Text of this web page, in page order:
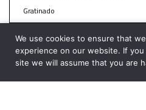
Gratinado
Comentários
Deixe um comentário
We use cookies to ensure that
experience on our website. If
site we will assume that you are